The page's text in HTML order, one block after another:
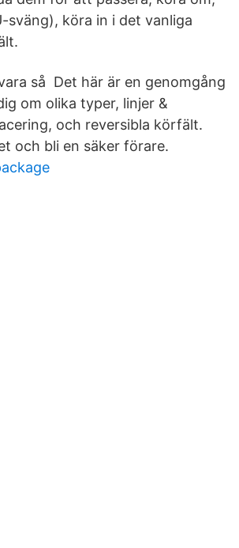
sväng), köra in i det vanliga
så Det här är en genomgång
om olika typer, linjer &
och reversibla körfält.
och bli en säker förare.